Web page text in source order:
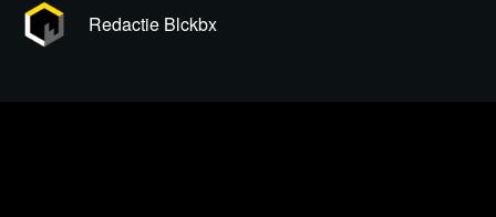
Redactie Blckbx